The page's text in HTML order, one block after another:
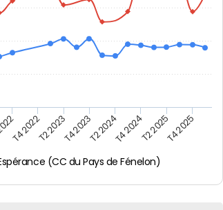
(CC du Pays de Fénelon)
T4 2022T2 2023T4 2023T2 2024T4 2024T2 2025T4 2025